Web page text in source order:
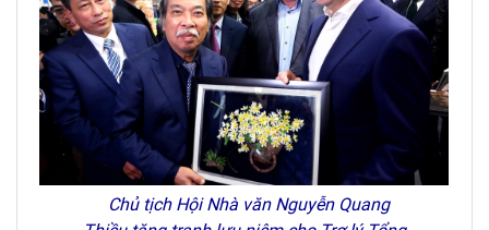
Chủ tịch Hội Nhà văn Nguyễn Quang